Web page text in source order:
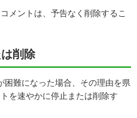
メントは、予告なく削除するこ
削除
難になった場合、その理由を県
を速やかに停止または削除す